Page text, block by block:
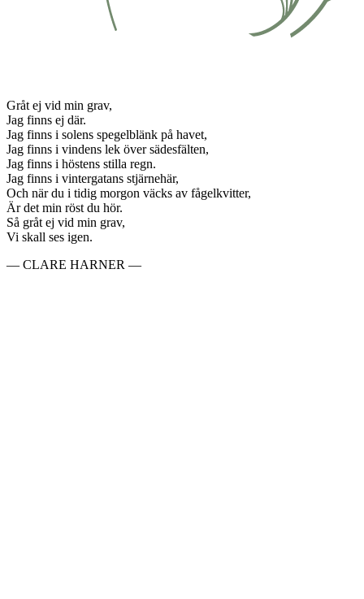
Gråt ej vid min grav,
Jag finns ej där.
Jag finns i solens spegelblänk på havet,
Jag finns i vindens lek över sädesfälten,
Jag finns i höstens stilla regn.
Jag finns i vintergatans stjärnehär,
Och när du i tidig morgon väcks av fågelkvitter,
Är det min röst du hör.
Så gråt ej vid min grav,
Vi skall ses igen.
— CLARE HARNER —